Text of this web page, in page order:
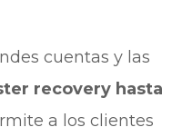
cuentas y las
recovery hasta
a los clientes